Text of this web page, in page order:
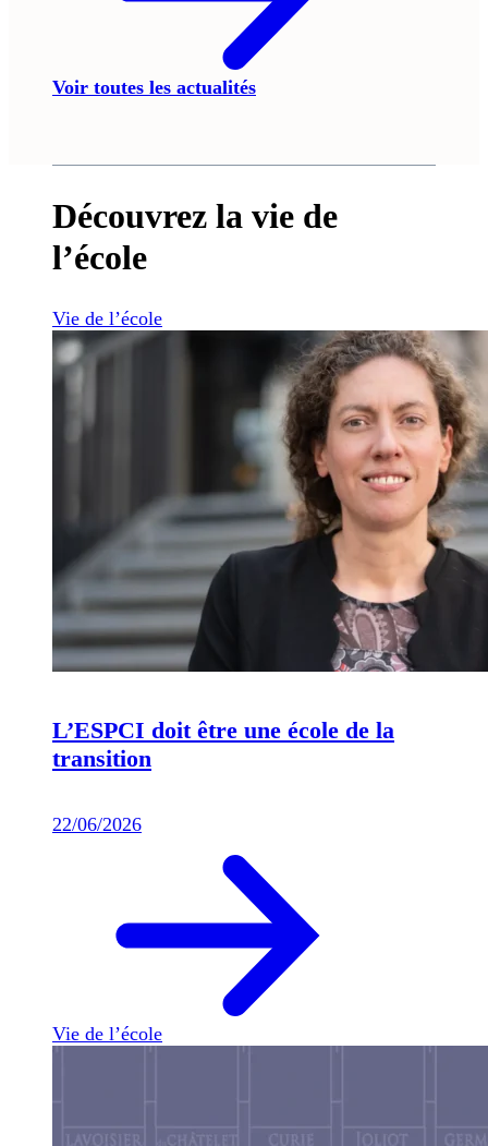
Voir toutes les actualités
Découvrez la vie de
l’école
Vie de l’école
L’ESPCI doit être une école de la
transition
22/06/2026
Vie de l’école